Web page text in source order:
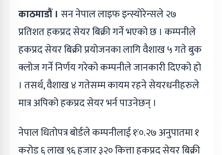
काठमाडौं । सन नेपाल लाइफ इन्स्योरेन्सले २७
प्रतिशत हकप्रद सेयर बिक्री गर्ने भएको छ । कम्पनीले
हकप्रद सेयर बिक्री प्रयोजनका लागि वैशाख ५ गते बुक
क्लोज गर्ने निर्णय गरेको कम्पनीले जानकारी दिएको हो
। तसर्थ, वैशाख ४ गतेसम्म कायम रहने सेयरधनीहरुले
मात्र अपिको हकप्रद सेयर भर्न पाउनेछन् ।
नेपाल धितोपत्र बोर्डले कम्पनीलाई १ः०.२७ अनुपातमा १
करोड ६ लाख ९६ हजार ३२० कित्ता हकप्रद सेयर बिक्री